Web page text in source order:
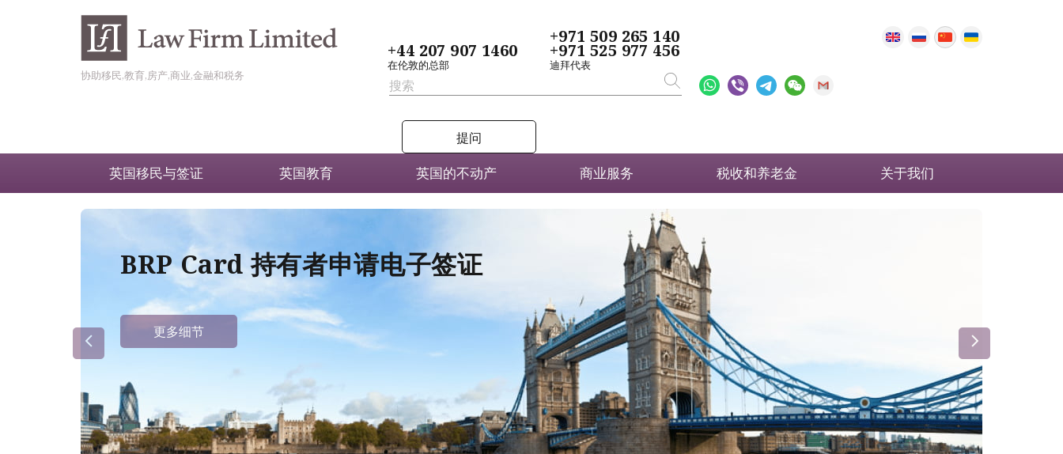
协助移民,教育,房产,商业,金融和税务
+44 207 907 1460
在伦敦的总部
+971 509 265 140
+971 525 977 456
迪拜代表
提问
英国移民与签证 英国教育 英国的不动产 商业服务 税收和养老金 关于我们
BRP Card 持有者申请电子签证
更多细节